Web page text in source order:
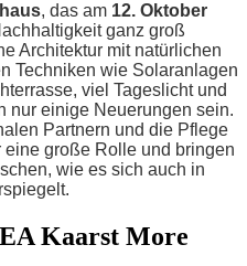
, das am 12. Oktober
ganz groß
Architektur mit natürlichen
Techniken wie Solaranlagen
viel Tageslicht und
nur einige Neuerungen sein.
Partnern und die Pflege
große Rolle und bringen
wie es sich auch in